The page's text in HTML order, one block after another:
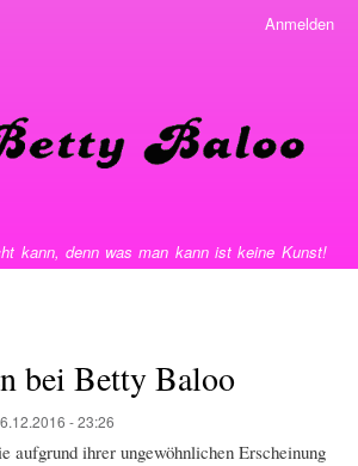
Anmelden
kann, denn was man kann ist keine Kunst!
bei Betty Baloo
- 23:26
aufgrund ihrer ungewöhnlichen Erscheinung